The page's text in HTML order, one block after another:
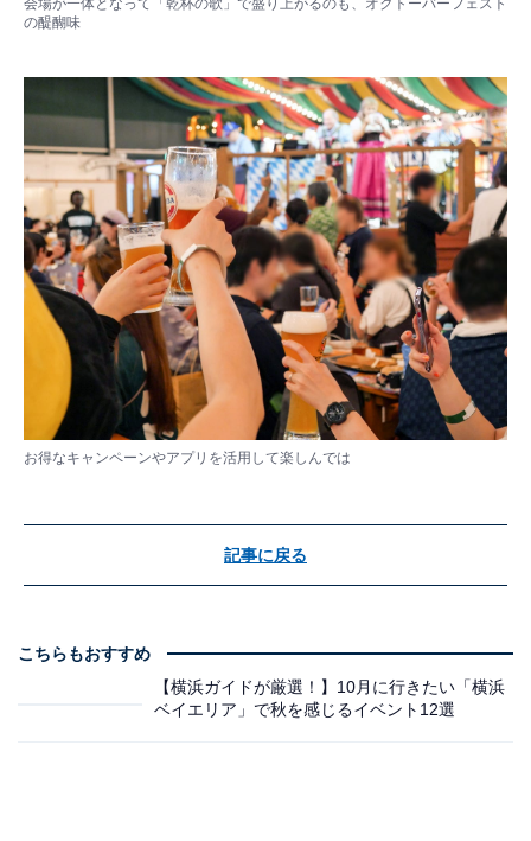
会場が一体となって「乾杯の歌」で盛り上がるのも、オクトーバーフェスト
の醍醐味
お得なキャンペーンやアプリを活用して楽しんでは
記事に戻る
こちらもおすすめ
【横浜ガイドが厳選！】10月に行きたい「横浜
ベイエリア」で秋を感じるイベント12選